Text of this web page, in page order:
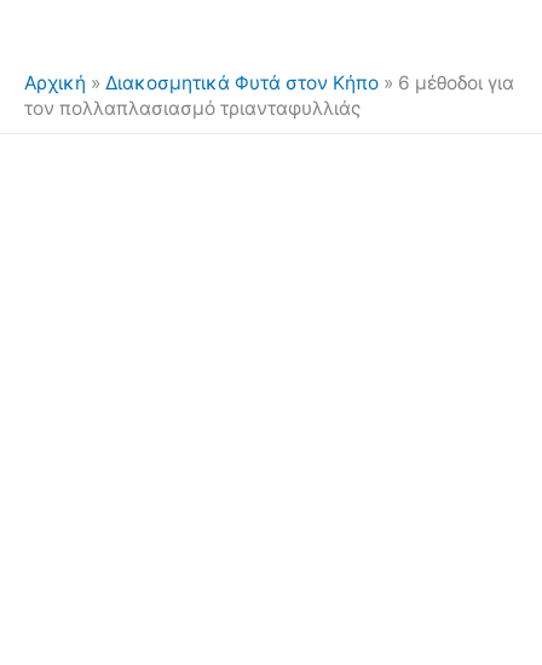
Αρχική » Διακοσμητικά Φυτά στον Κήπο » 6 μέθοδοι για
τον πολλαπλασιασμό τριανταφυλλιάς